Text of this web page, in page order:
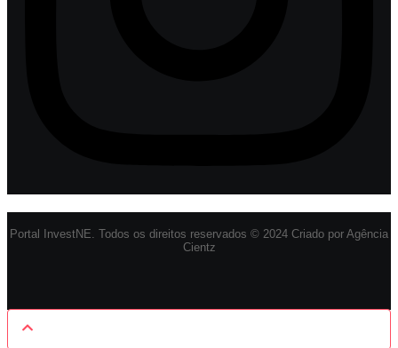
Portal InvestNE. Todos os direitos reservados © 2024 Criado por Agência
Cientz